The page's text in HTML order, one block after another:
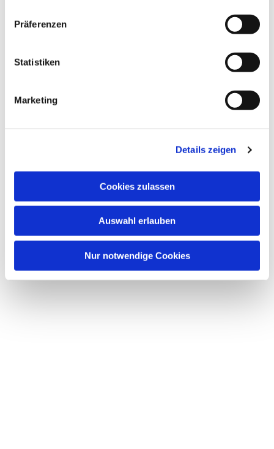
Präferenzen
Statistiken
Marketing
Details zeigen
Cookies zulassen
Auswahl erlauben
Nur notwendige Cookies